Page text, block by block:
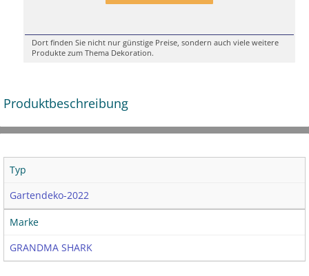
Dort finden Sie nicht nur günstige Preise, sondern auch viele weitere
Produkte zum Thema Dekoration.
Produktbeschreibung
Typ
Gartendeko-2022
Marke
GRANDMA SHARK